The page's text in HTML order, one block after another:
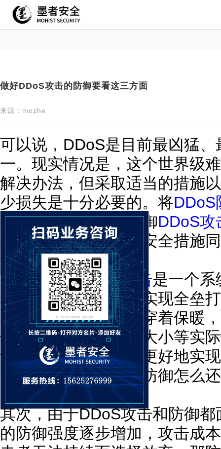
做好DDoS攻击的防御要看这三方面
来源：mozhe
可以说，DDoS是目前最凶猛
一。现实情况是，这个世界级
解决办法，但采取适当的措施
少损失是十分必要的。将DDoS
重要部分来考虑，防御DDoS攻
植入、反病毒保护等安全措施
首先，防御DDoS攻击是一个系
种操作、某个服务就实现全垒
流行感冒一样，既要穿着保暖
锻炼。根据攻击流量大小等实
组合，定制策略才能更好地实
流行走混合路线了，防御怎么
其次，由于DDoS攻击和防御
的防御强度逐步增加，攻击成